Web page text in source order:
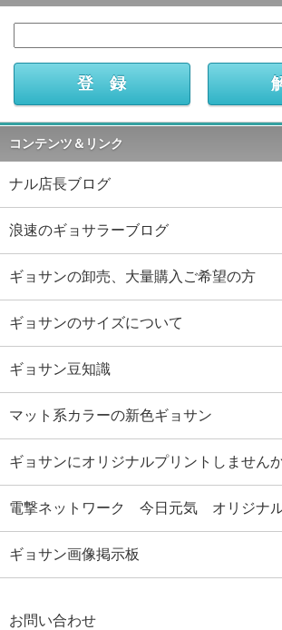
コンテンツ＆リンク
ナル店長ブログ
浪速のギョサラーブログ
ギョサンの卸売、大量購入ご希望の方
ギョサンのサイズについて
ギョサン豆知識
マット系カラーの新色ギョサン
ギョサンにオリジナルプリントしません
電撃ネットワーク 今日元気 オリジナ
ギョサン画像掲示板
お問い合わせ